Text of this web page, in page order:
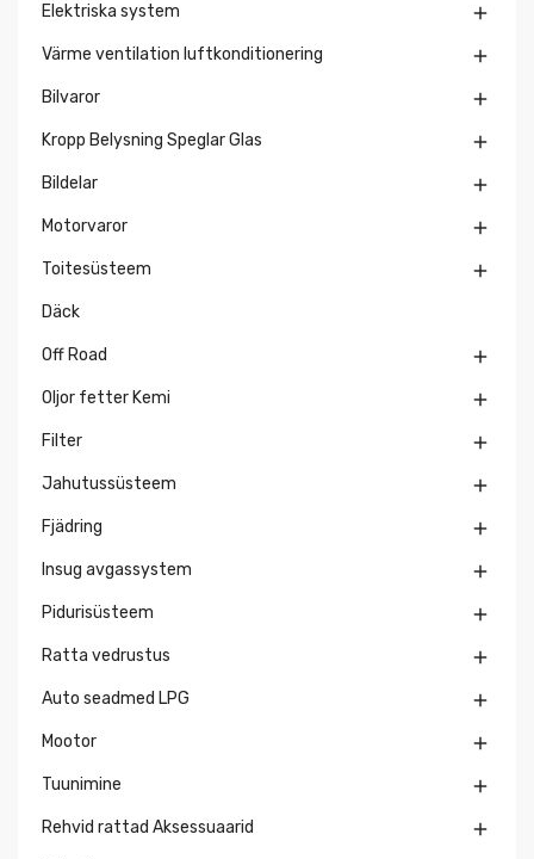
Elektriska system 
Värme ventilation luftkonditionering 
Bilvaror 
Kropp Belysning Speglar Glas 
Bildelar 
Motorvaror 
Toitesüsteem 
Däck
Off Road 
Oljor fetter Kemi 
Filter 
Jahutussüsteem 
Fjädring 
Insug avgassystem 
Pidurisüsteem 
Ratta vedrustus 
Auto seadmed LPG 
Mootor 
Tuunimine 
Rehvid rattad Aksessuaarid 